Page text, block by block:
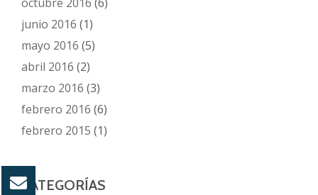
junio 2016 (1)
mayo 2016 (5)
abril 2016 (2)
marzo 2016 (3)
febrero 2016 (6)
febrero 2015 (1)
CATEGORÍAS